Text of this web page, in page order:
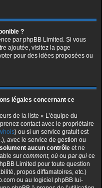
?
par phpBB Limited. Si vous
ajoutée, visitez la page
pour des idées proposées ou
légales concernant ce
de la liste « L’équipe du
contact avec le propriétaire
) ou si un service gratuit est
avec le service de gestion ou
aucun contrôle et ne
sur comment, où ou par qui ce
Limited pour toute question
propos diffamatoires, etc.)
ou au logiciel phpBB lui-